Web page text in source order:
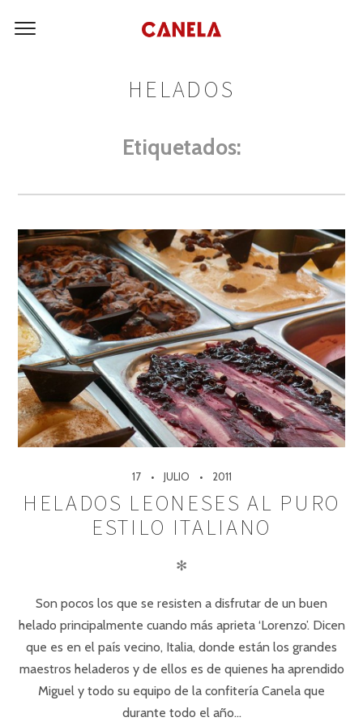
HELADOS
Etiquetados:
17 JULIO 2011
HELADOS LEONESES AL PURO
ESTILO ITALIANO
✻
Son pocos los que se resisten a disfrutar de un buen
helado principalmente cuando más aprieta ‘Lorenzo’. Dicen
que es en el país vecino, Italia, donde están los grandes
maestros heladeros y de ellos es de quienes ha aprendido
Miguel y todo su equipo de la confitería Canela que
durante todo el año…